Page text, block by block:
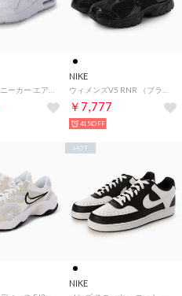
NIKE
￥7,777
41%OFF
NIKE
HOT